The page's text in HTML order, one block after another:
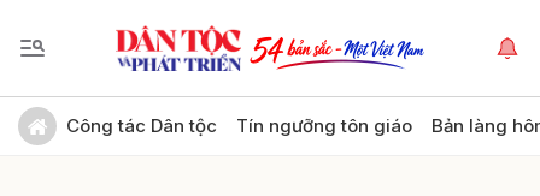
Công tác Dân tộc Tín ngưỡng tôn giáo Bản làng
Gửi bình luận